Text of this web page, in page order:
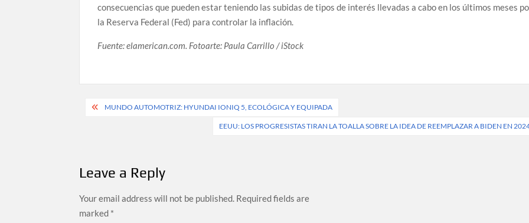
consecuencias que pueden estar teniendo las subidas de tipos de interés llevadas a cabo en los últimos meses
la Reserva Federal (Fed) para controlar la inflación.
Fuente: elamerican.com. Fotoarte: Paula Carrillo / iStock
PostMUNDO AUTOMOTRIZ: HYUNDAI IONIQ 5, ECOLÓGICA Y EQUIPADA
EEUU: LOS PROGRESISTAS TIRAN LA TOALLA SOBRE LA IDEA DE REEMPLAZAR A BIDEN EN
Leave a Reply
Your email address will not be published. Required fields are
marked *